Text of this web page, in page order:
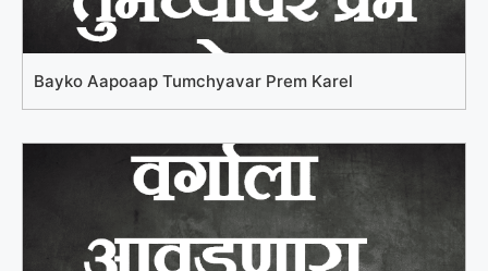
Bayko Aapoaap Tumchyavar Prem Karel